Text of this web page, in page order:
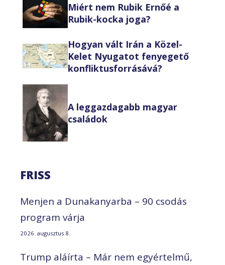
Miért nem Rubik Ernőé a
Rubik-kocka joga?
Hogyan vált Irán a Közel-
Kelet Nyugatot fenyegető
konfliktusforrásává?
A leggazdagabb magyar
családok
FRISS
Menjen a Dunakanyarba – 90 csodás
program várja
2026. augusztus 8.
Trump aláírta – Már nem egyértelmű,